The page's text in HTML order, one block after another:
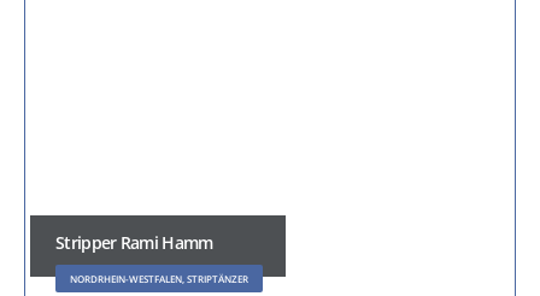
Stripper Rami Hamm
NORDRHEIN-WESTFALEN, STRIPTÄNZER